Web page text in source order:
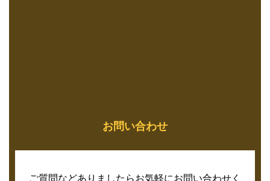
お問い合わせ
ご質問などありましたらお気軽にお問い合わせく